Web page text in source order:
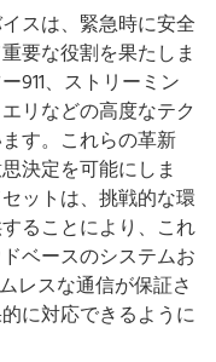
スは、緊急時に安全
要な役割を果たしま
911、ストリーミン
リなどの高度なテク
す。これらの革新
決定を可能にしま
ットは、挑戦的な環
ることにより、これ
ベースのシステムお
レスな通信が保証さ
に対応できるように